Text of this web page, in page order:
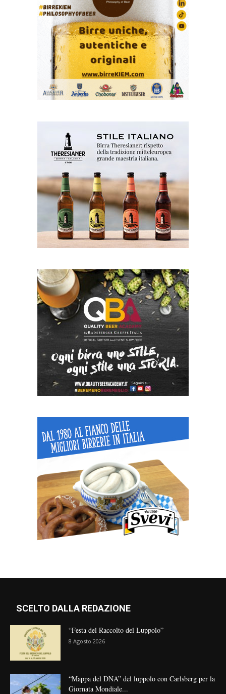
SCELTO DALLA REDAZIONE
“Festa del Raccolto del Luppolo”
8 Agosto 2026
“Mappa del DNA” del luppolo con Carlsberg per la
Giornata Mondiale...